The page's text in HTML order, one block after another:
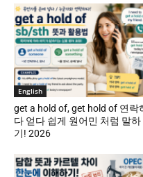
English
get a hold of, get hold of 연락
다 얻다 쉽게 원어민 처럼 말하
기! 2026